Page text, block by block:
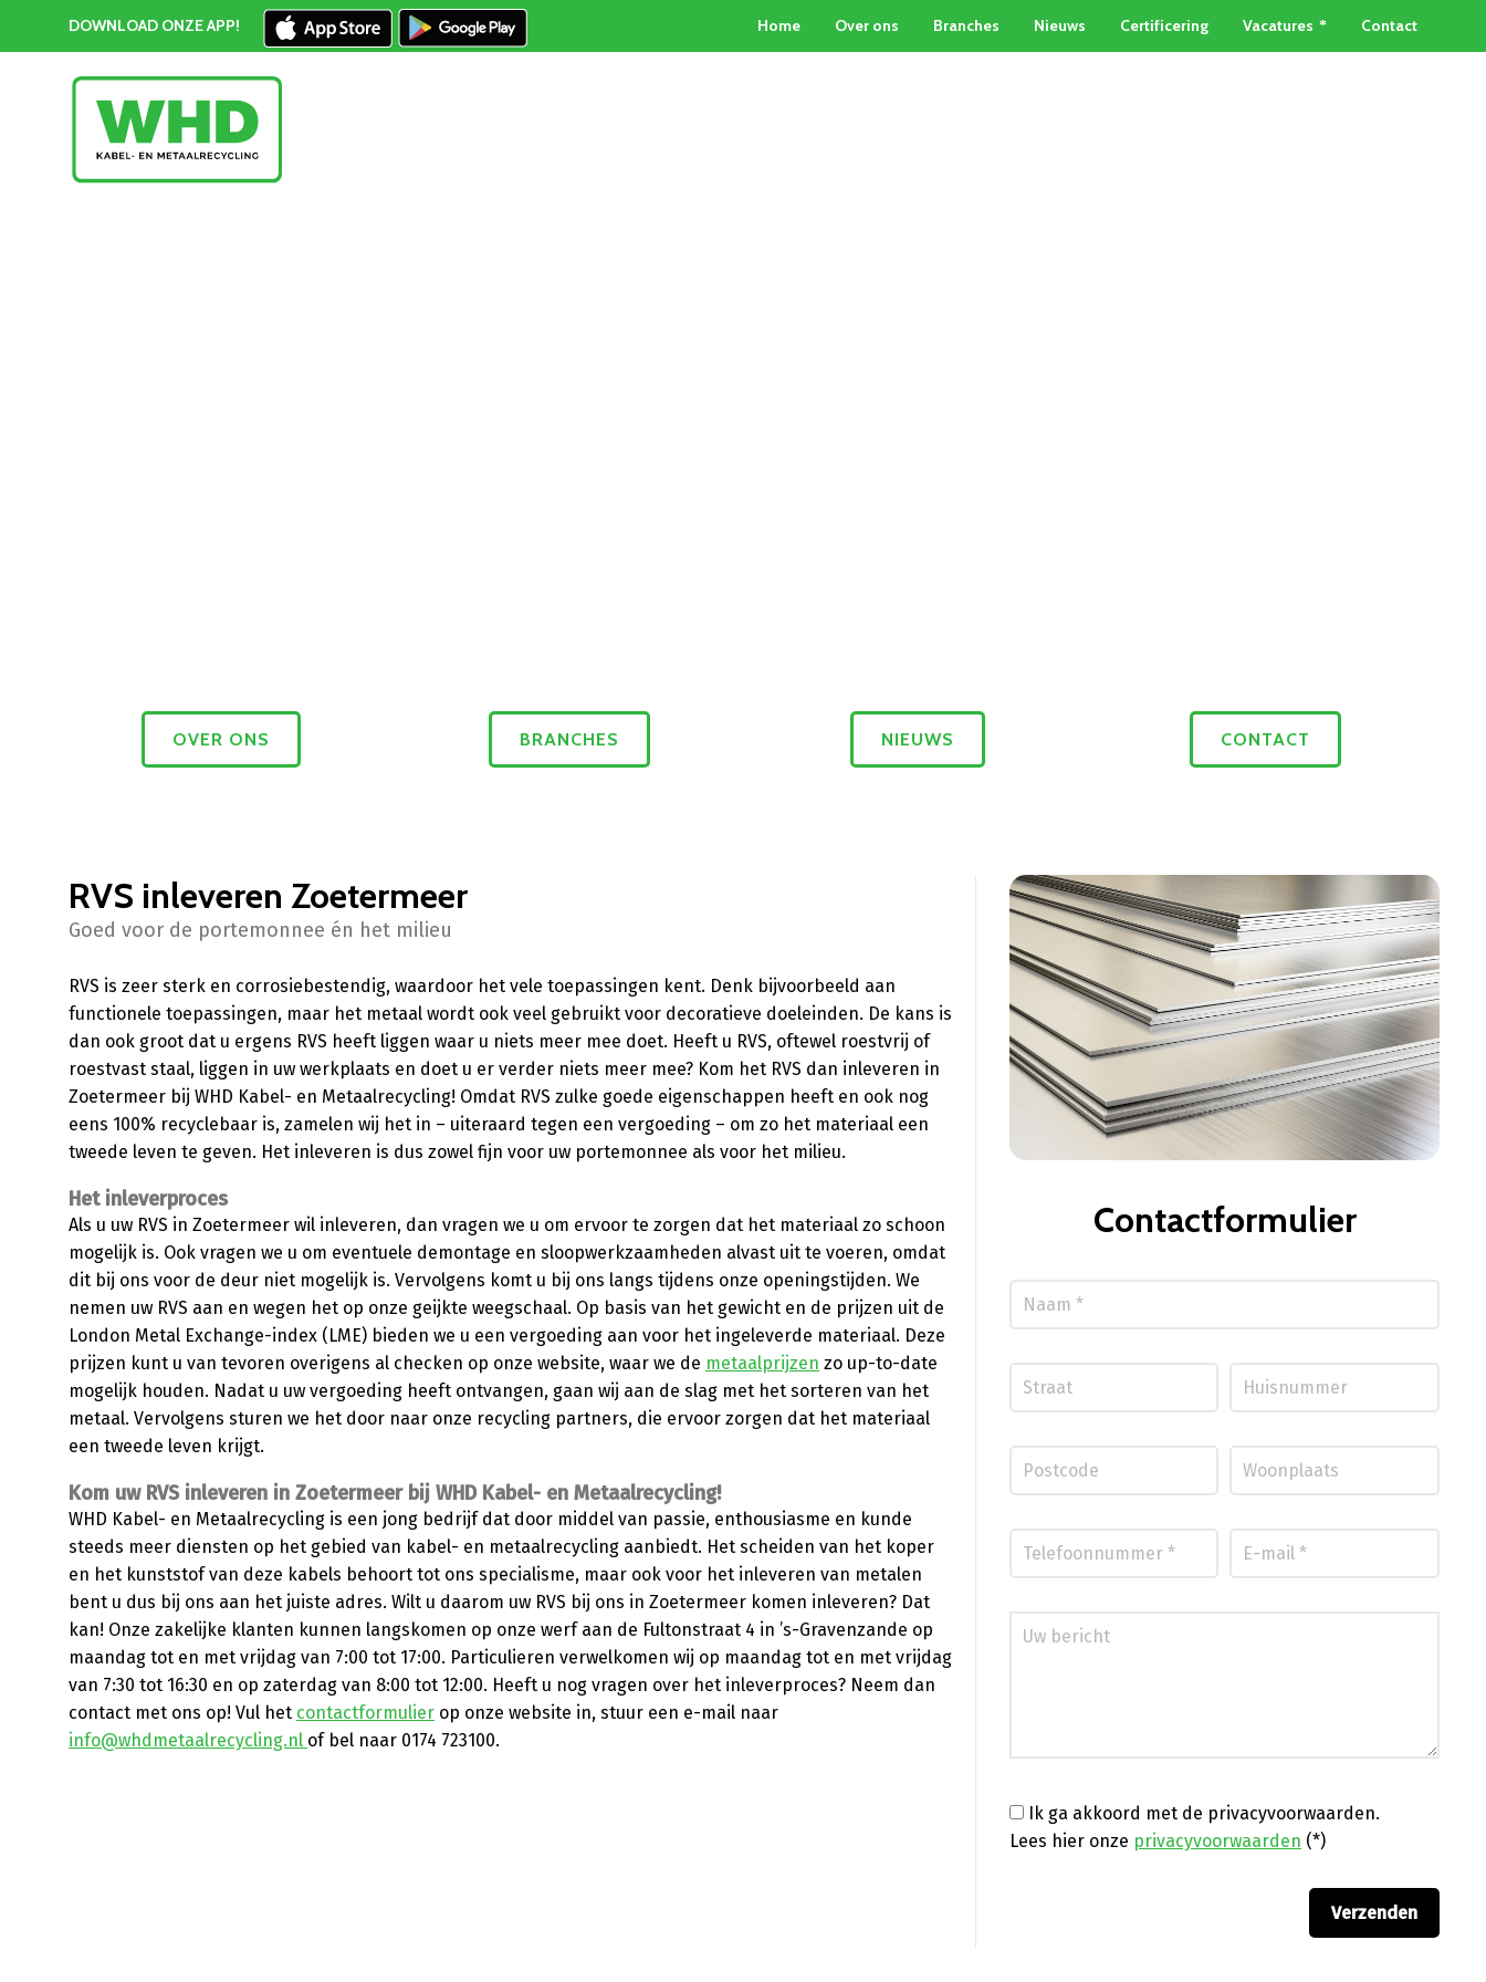
DOWNLOAD ONZE APP! Home Over ons Branches Nieuws Certificering Vacatures Contact
OVER ONS BRANCHES NIEUWS CONTACT
RVS inleveren Zoetermeer
Goed voor de portemonnee én het milieu
RVS is zeer sterk en corrosiebestendig, waardoor het vele toepassingen kent. Denk bijvoorbeeld aan
functionele toepassingen, maar het metaal wordt ook veel gebruikt voor decoratieve doeleinden. De kans is
dan ook groot dat u ergens RVS heeft liggen waar u niets meer mee doet. Heeft u RVS, oftewel roestvrij of
roestvast staal, liggen in uw werkplaats en doet u er verder niets meer mee? Kom het RVS dan inleveren in
Zoetermeer bij WHD Kabel- en Metaalrecycling! Omdat RVS zulke goede eigenschappen heeft en ook nog
eens 100% recyclebaar is, zamelen wij het in – uiteraard tegen een vergoeding – om zo het materiaal een
tweede leven te geven. Het inleveren is dus zowel fijn voor uw portemonnee als voor het milieu.
Het inleverproces
Als u uw RVS in Zoetermeer wil inleveren, dan vragen we u om ervoor te zorgen dat het materiaal zo schoon
mogelijk is. Ook vragen we u om eventuele demontage en sloopwerkzaamheden alvast uit te voeren, omdat
dit bij ons voor de deur niet mogelijk is. Vervolgens komt u bij ons langs tijdens onze openingstijden. We
nemen uw RVS aan en wegen het op onze geijkte weegschaal. Op basis van het gewicht en de prijzen uit de
London Metal Exchange-index (LME) bieden we u een vergoeding aan voor het ingeleverde materiaal. Deze
prijzen kunt u van tevoren overigens al checken op onze website, waar we de metaalprijzen zo up-to-date
mogelijk houden. Nadat u uw vergoeding heeft ontvangen, gaan wij aan de slag met het sorteren van het
metaal. Vervolgens sturen we het door naar onze recycling partners, die ervoor zorgen dat het materiaal
een tweede leven krijgt.
Kom uw RVS inleveren in Zoetermeer bij WHD Kabel- en Metaalrecycling!
WHD Kabel- en Metaalrecycling is een jong bedrijf dat door middel van passie, enthousiasme en kunde
steeds meer diensten op het gebied van kabel- en metaalrecycling aanbiedt. Het scheiden van het koper
en het kunststof van deze kabels behoort tot ons specialisme, maar ook voor het inleveren van metalen
bent u dus bij ons aan het juiste adres. Wilt u daarom uw RVS bij ons in Zoetermeer komen inleveren? Dat
kan! Onze zakelijke klanten kunnen langskomen op onze werf aan de Fultonstraat 4 in ’s-Gravenzande op
maandag tot en met vrijdag van 7:00 tot 17:00. Particulieren verwelkomen wij op maandag tot en met vrijdag
van 7:30 tot 16:30 en op zaterdag van 8:00 tot 12:00. Heeft u nog vragen over het inleverproces? Neem dan
contact met ons op! Vul het contactformulier op onze website in, stuur een e-mail naar
info@whdmetaalrecycling.nl of bel naar 0174 723100.
Contactformulier
Ik ga akkoord met de privacyvoorwaarden.
Lees hier onze privacyvoorwaarden (*)